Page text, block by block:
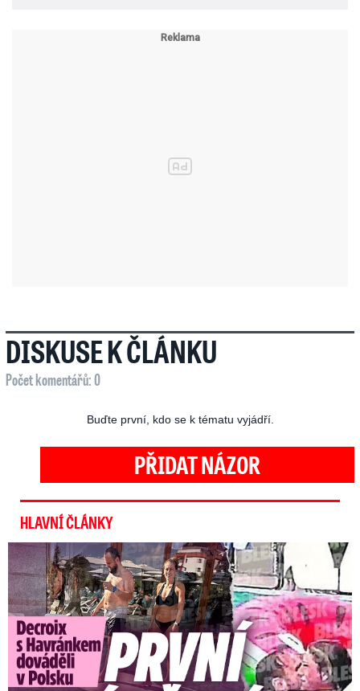
DISKUSE K ČLÁNKU
Počet komentářů: 0
Buďte první, kdo se k tématu vyjádří.
PŘIDAT NÁZOR
HLAVNÍ ČLÁNKY
Exministryně s Havránkem dováděli v Polsku: První slova!